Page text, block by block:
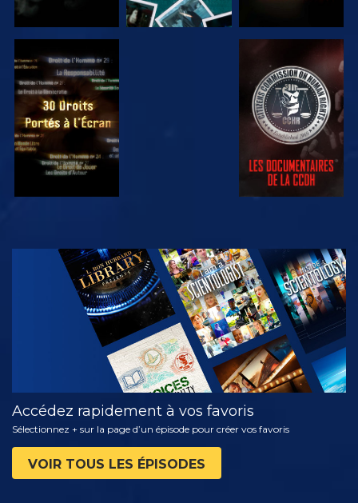
REGARDER REGARDER
REGARDER
DÉCOUVRIR
LES SÉRIES
Accédez rapidement à vos favoris
Sélectionnez + sur la page d’un épisode pour créer vos favoris
VOIR TOUS LES ÉPISODES